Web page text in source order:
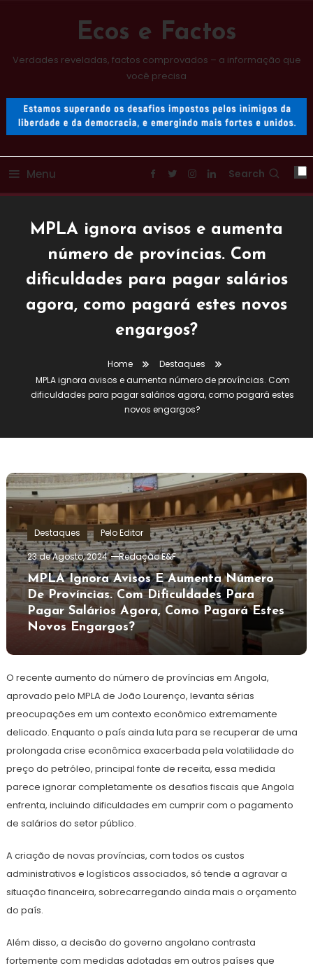
Ecos e Factos
Verdades reveladas, factos comprovados – a informação que
você precisa
Menu Search
MPLA ignora avisos e aumenta
número de províncias. Com
dificuldades para pagar salários
agora, como pagará estes novos
engargos?
Home
Destaques
MPLA ignora avisos e aumenta número de províncias. Com
dificuldades para pagar salários agora, como pagará estes
novos engargos?
Destaques
Pelo Editor
23 de Agosto, 2024
Redação E&F
MPLA Ignora Avisos E Aumenta Número
De Províncias. Com Dificuldades Para
Pagar Salários Agora, Como Pagará Estes
Novos Engargos?
O recente aumento do número de províncias em Angola,
aprovado pelo MPLA de João Lourenço, levanta sérias
preocupações em um contexto econômico extremamente
delicado. Enquanto o país ainda luta para se recuperar de uma
prolongada crise econômica exacerbada pela volatilidade do
preço do petróleo, principal fonte de receita, essa medida
parece ignorar completamente os desafios fiscais que Angola
enfrenta, incluindo dificuldades em cumprir com o pagamento
de salários do setor público.
A criação de novas províncias, com todos os custos
administrativos e logísticos associados, só tende a agravar a
situação financeira, sobrecarregando ainda mais o orçamento
do país.
Além disso, a decisão do governo angolano contrasta
fortemente com medidas adotadas em outros países que